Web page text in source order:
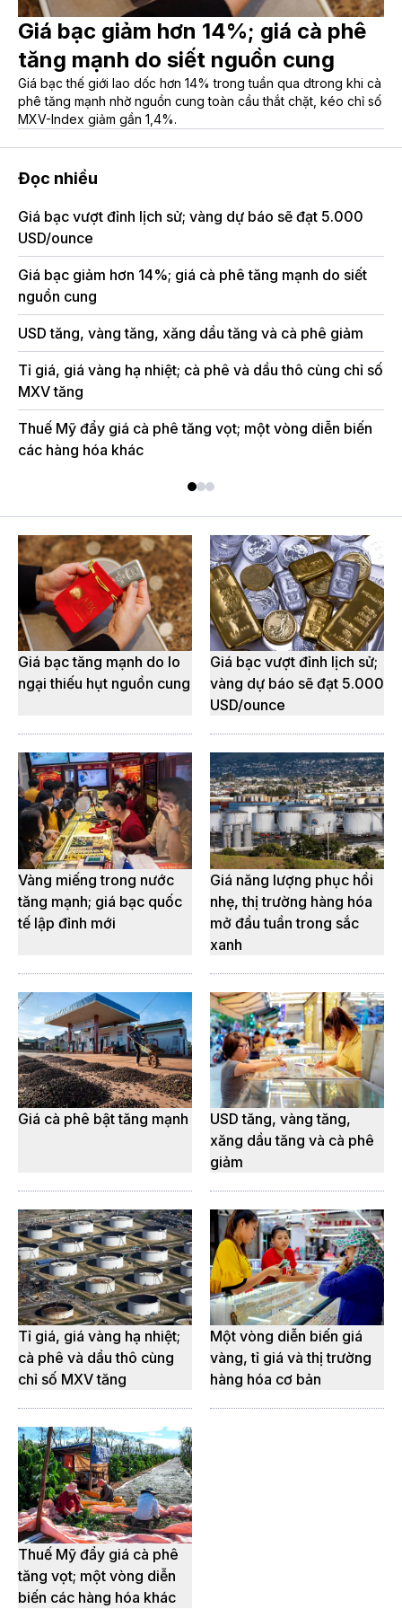
Giá bạc giảm hơn 14%; giá cà phê
tăng mạnh do siết nguồn cung
Giá bạc thế giới lao dốc hơn 14% trong tuần qua dtrong khi cà
phê tăng mạnh nhờ nguồn cung toàn cầu thắt chặt, kéo chỉ số
MXV-Index giảm gần 1,4%.
Đọc nhiều
Giá bạc vượt đỉnh lịch sử; vàng dự báo sẽ đạt 5.000
USD/ounce
Giá bạc giảm hơn 14%; giá cà phê tăng mạnh do siết
nguồn cung
USD tăng, vàng tăng, xăng dầu tăng và cà phê giảm
Tỉ giá, giá vàng hạ nhiệt; cà phê và dầu thô cùng chỉ số
MXV tăng
Thuế Mỹ đẩy giá cà phê tăng vọt; một vòng diễn biến
các hàng hóa khác
Giá bạc tăng mạnh do lo
ngại thiếu hụt nguồn cung
Giá bạc vượt đỉnh lịch sử;
vàng dự báo sẽ đạt 5.000
USD/ounce
Vàng miếng trong nước
tăng mạnh; giá bạc quốc
tế lập đỉnh mới
Giá năng lượng phục hồi
nhẹ, thị trường hàng hóa
mở đầu tuần trong sắc
xanh
Giá cà phê bật tăng mạnh
USD tăng, vàng tăng,
xăng dầu tăng và cà phê
giảm
Tỉ giá, giá vàng hạ nhiệt;
cà phê và dầu thô cùng
chỉ số MXV tăng
Một vòng diễn biến giá
vàng, tỉ giá và thị trường
hàng hóa cơ bản
Thuế Mỹ đẩy giá cà phê
tăng vọt; một vòng diễn
biến các hàng hóa khác